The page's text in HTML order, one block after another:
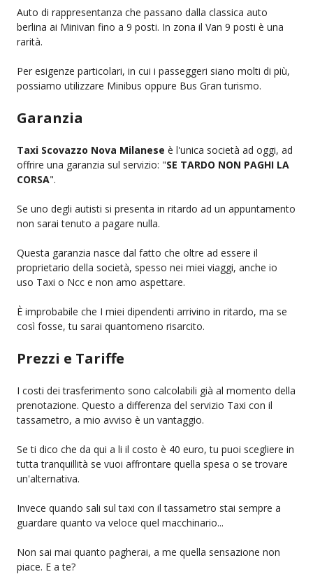
Auto di rappresentanza che passano dalla classica auto
berlina ai Minivan fino a 9 posti. In zona il Van 9 posti è una
rarità.
Per esigenze particolari, in cui i passeggeri siano molti di più,
possiamo utilizzare Minibus oppure Bus Gran turismo.
Garanzia
Taxi Scovazzo Nova Milanese è l'unica società ad oggi, ad
offrire una garanzia sul servizio: "SE TARDO NON PAGHI LA
CORSA".
Se uno degli autisti si presenta in ritardo ad un appuntamento
non sarai tenuto a pagare nulla.
Questa garanzia nasce dal fatto che oltre ad essere il
proprietario della società, spesso nei miei viaggi, anche io
uso Taxi o Ncc e non amo aspettare.
È improbabile che I miei dipendenti arrivino in ritardo, ma se
così fosse, tu sarai quantomeno risarcito.
Prezzi e Tariffe
I costi dei trasferimento sono calcolabili già al momento della
prenotazione. Questo a differenza del servizio Taxi con il
tassametro, a mio avviso è un vantaggio.
Se ti dico che da qui a li il costo è 40 euro, tu puoi scegliere in
tutta tranquillità se vuoi affrontare quella spesa o se trovare
un'alternativa.
Invece quando sali sul taxi con il tassametro stai sempre a
guardare quanto va veloce quel macchinario...
Non sai mai quanto pagherai, a me quella sensazione non
piace. E a te?